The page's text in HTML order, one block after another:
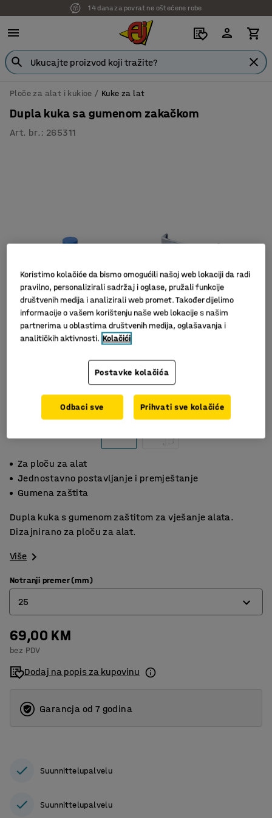
14 dana za povrat ne oštećene robe
Ploče za alat i kukice Kuke za lat
Dupla kuka sa gumenom zakačkom
Art. br. : 265311
Za ploču za alat
Jednostavno postavljanje i premještanje
Gumena zaštita
Dupla kuka s gumenom zaštitom za vješanje alata.
Dizajnirano za ploču za alat.
Više
Notranji premer (mm)
25
25
30
69,00 KM
bez PDV
Dodaj na popis za kupovinu
Garancja od 7 godina
Suunnittelupalvelu
Suunnittelupalvelu
Koristimo kolačiće da bismo omogućili našoj web lokaciji da radi
pravilno, personalizirali sadržaj i oglase, pružali funkcije
društvenih medija i analizirali web promet. Također dijelimo
informacije o vašem korištenju naše web lokacije s našim
partnerima u oblastima društvenih medija, oglašavanja i
analitičkih aktivnosti. Kolačići
Postavke kolačića
Odbaci sve Prihvati sve kolačiće